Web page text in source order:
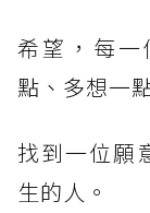
希望，每
點、多想一
找到一位願
生的人。